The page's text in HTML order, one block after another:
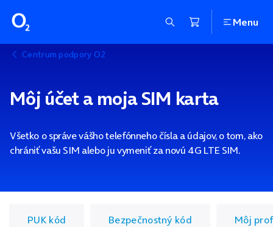
Menu
Centrum podpory O2
Môj účet a moja SIM karta
Všetko o správe vášho telefónneho čísla a údajov, o tom, ako
chrániť vašu SIM alebo ju vymeniť za novú 4G LTE SIM.
PUK kód Bezpečnostný kód Môj